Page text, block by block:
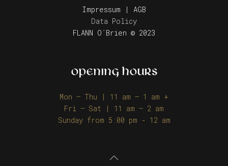
Impressum | AGB
Data Policy
FLANN O´Brien © 2023
OPENING HOURS
Mon – Thu | 11 am – 1 am +
Fri – Sat | 11 am – 2 am
Sunday from 5:00 pm - 12 am